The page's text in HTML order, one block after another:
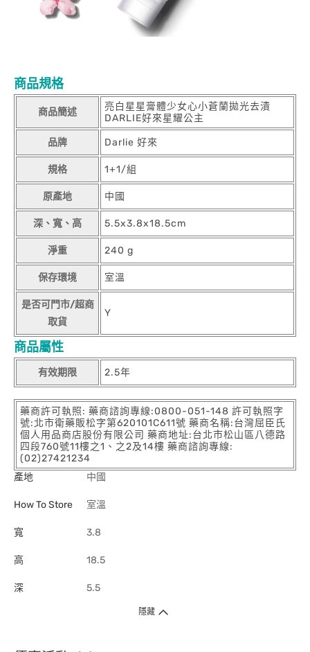
商品規格
商品簡述
亮白星星膏體少女心小蒼蘭拋光去漬
DARLIE好來星耀公主
品牌 Darlie 好來
規格 1+1/組
原產地 中國
深、寬、高 5.5x3.8x18.5cm
淨重 240 g
保存環境 室溫
是否可門市/超商
取貨
Y
商品屬性
有效期限 2.5年
藥商許可執照: 藥商諮詢專線:0800-051-148 許可執照字
號:北市衛藥販松字第620101C611號 藥商名稱:台灣屈臣氏
個人用品商店股份有限公司 藥商地址:台北市松山區八德路
四段760號11樓之1、之2及14樓 藥商諮詢專線:
(02)27421234
產地
中國
How To Store 室溫
寬 3.8
高 18.5
深 5.5
隱藏